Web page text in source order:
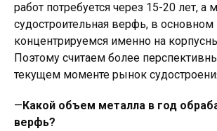
работ потребуется через 15-20 лет, а
судостроительная верфь, в основном
концентрируемся именно на
Поэтому считаем более
текущем моменте рынок
— Какой объем металла в год
верфь?